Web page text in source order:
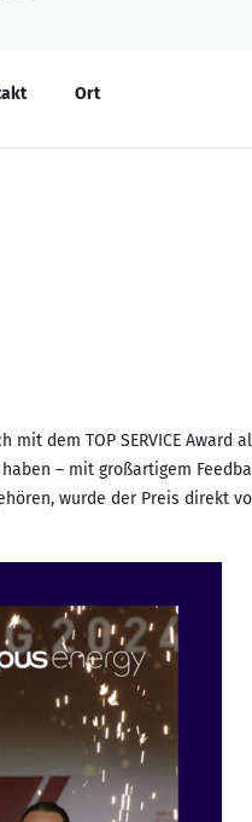
Ort
dem TOP SERVICE Award
– mit großartigem
wurde der Preis direkt